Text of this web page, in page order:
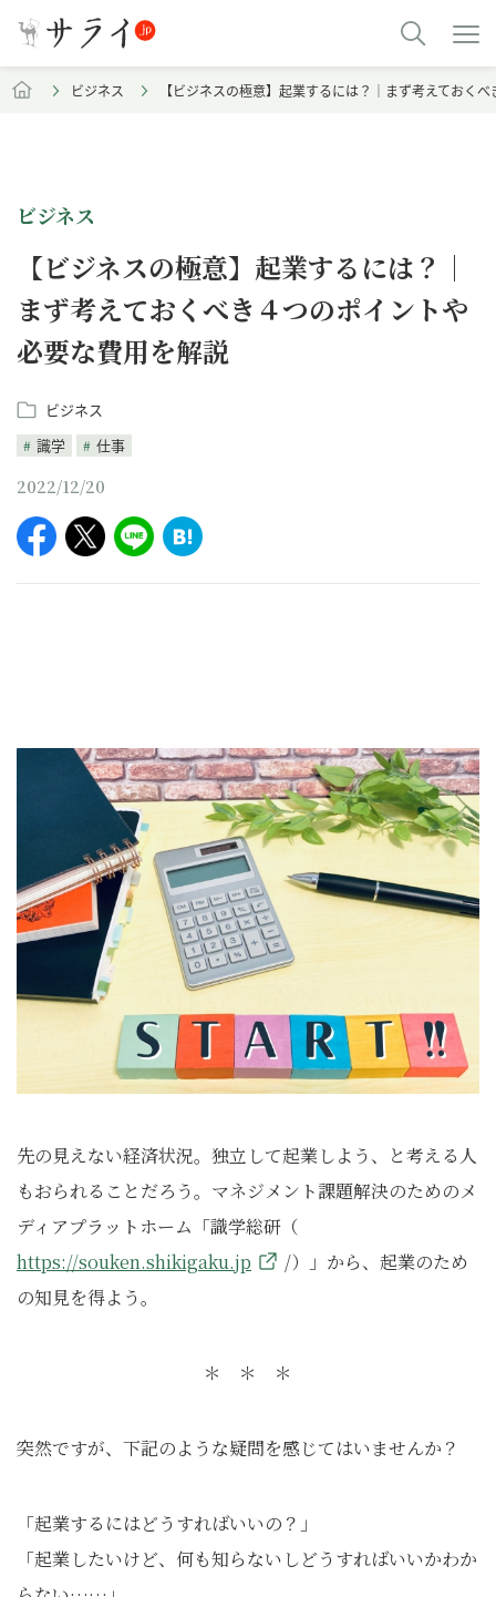
ビジネス 【ビジネスの極意】起業するには？｜まず考えておく
ビジネス
【ビジネスの極意】起業するには？｜
まず考えておくべき４つのポイントや
必要な費用を解説
ビジネス
識学
仕事
2022/12/20
先の見えない経済状況。独立して起業しよう、と考える人
もおられることだろう。マネジメント課題解決のためのメ
ディアプラットホーム「識学総研（
https://souken.shikigaku.jp
/）」から、起業のため
の知見を得よう。
＊ ＊ ＊
突然ですが、下記のような疑問を感じてはいませんか？
「起業するにはどうすればいいの？」
「起業したいけど、何も知らないしどうすればいいかわか